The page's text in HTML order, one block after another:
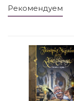
Рекомендуем